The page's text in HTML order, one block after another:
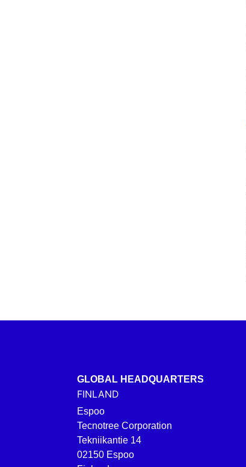
GLOBAL HEADQUARTERS
FINLAND
Espoo
Tecnotree Corporation
Tekniikantie 14
02150 Espoo